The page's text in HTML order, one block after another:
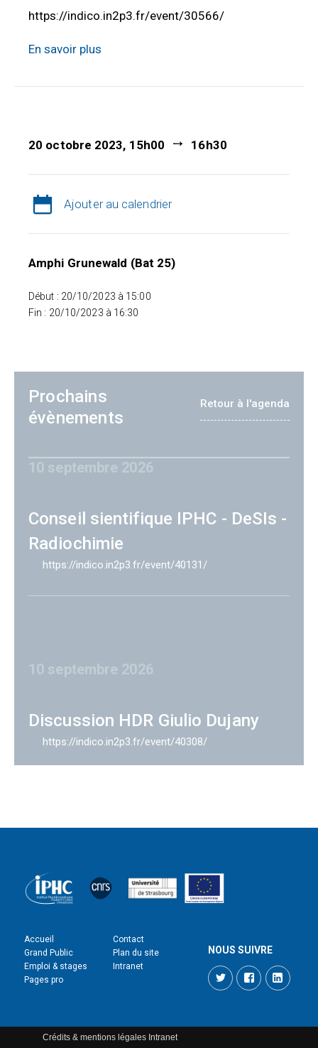
https://indico.in2p3.fr/event/30566/
En savoir plus
20 octobre 2023, 15h00 16h30
Ajouter au calendrier
Amphi Grunewald (Bat 25)
Début : 20/10/2023 à 15:00
Fin : 20/10/2023 à 16:30
Prochains
évènements
Retour à l'agenda
10 septembre 2026
Conseil sientifique IPHC - DeSIs -
Radiochimie
https://indico.in2p3.fr/event/40131/
10 septembre 2026
Discussion HDR Giulio Dujany
https://indico.in2p3.fr/event/40308/
Accueil
Grand Public
Emploi & stages
Pages pro
Contact
Plan du site
Intranet
NOUS SUIVRE
TwitterFacebook
Crédits & mentions légales Intranet